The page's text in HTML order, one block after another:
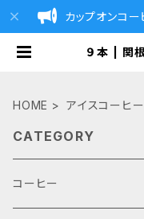
カップオンコ
９本 |
HOME アイスコーヒー
CATEGORY
コーヒー